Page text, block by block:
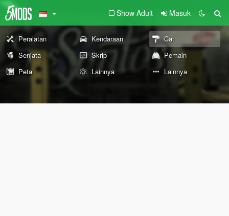
Show Adult Masuk
Peralatan Kendaraan
Cat
Senjata
Skrip
Pemain
Peta
Lainnya Lainnya